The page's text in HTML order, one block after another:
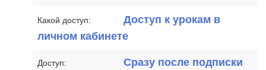
Какой доступ:
Доступ к урокам в
личном кабинете
Доступ: Сразу после подписки